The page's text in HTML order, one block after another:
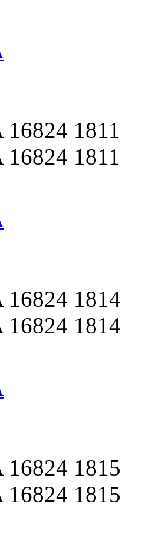
1811
1811
1814
1814
1815
1815